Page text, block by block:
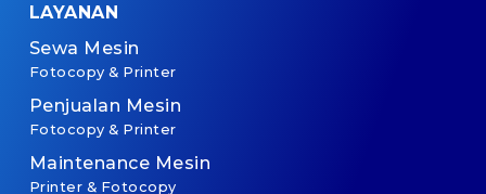
LAYANAN
Sewa Mesin
Fotocopy & Printer
Penjualan Mesin
Fotocopy & Printer
Maintenance Mesin
Printer & Fotocopy